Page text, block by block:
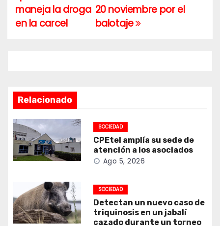
de
entradas
20 noviembre por el
balotaje
maneja la droga
en la carcel
Relacionado
SOCIEDAD
CPEtel amplía su sede de
atención a los asociados
Ago 5, 2026
SOCIEDAD
Detectan un nuevo caso de
triquinosis en un jabalí
cazado durante un torneo